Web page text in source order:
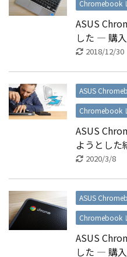
Chromebook
ASUS
した ― 購
2018/12/30
ASUS
Chromebook
ASUS
ようとした
2020/3/8
ASUS
Chromebook
ASUS
した ― 購